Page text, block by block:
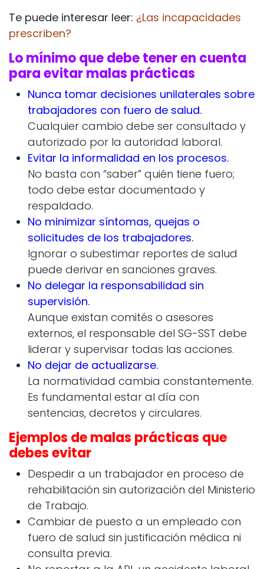
Te puede interesar leer: ¿Las incapacidades
prescriben?
Lo mínimo que debe tener en cuenta
para evitar malas prácticas
Nunca tomar decisiones unilaterales sobre
trabajadores con fuero de salud.
Cualquier cambio debe ser consultado y
autorizado por la autoridad laboral.
Evitar la informalidad en los procesos.
No basta con “saber” quién tiene fuero;
todo debe estar documentado y
respaldado.
No minimizar síntomas, quejas o
solicitudes de los trabajadores.
Ignorar o subestimar reportes de salud
puede derivar en sanciones graves.
No delegar la responsabilidad sin
supervisión.
Aunque existan comités o asesores
externos, el responsable del SG-SST debe
liderar y supervisar todas las acciones.
No dejar de actualizarse.
La normatividad cambia constantemente.
Es fundamental estar al día con
sentencias, decretos y circulares.
Ejemplos de malas prácticas que
debes evitar
Despedir a un trabajador en proceso de
rehabilitación sin autorización del Ministerio
de Trabajo.
Cambiar de puesto a un empleado con
fuero de salud sin justificación médica ni
consulta previa.